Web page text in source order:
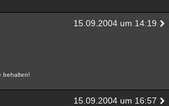
Alle Neue Geschlossen
15.09.2004 um 14:19
behalten!
15.09.2004 um 16:57